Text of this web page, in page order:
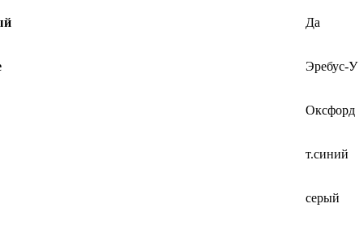
Да
Эребус-У
Оксфорд
т.синий
серый